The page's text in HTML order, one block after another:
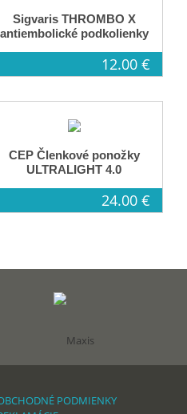
Sigvaris THROMBO X
antiembolické podkolienky
12.00 €
CEP Členkové ponožky
ULTRALIGHT 4.0
24.00 €
PODMIENKY